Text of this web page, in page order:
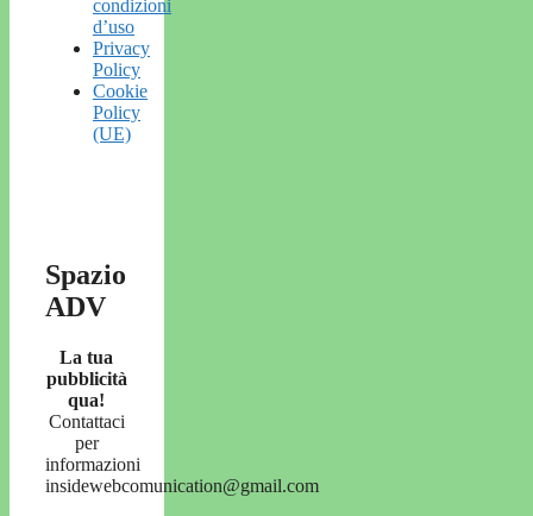
condizioni
d’uso
Privacy
Policy
Cookie
Policy
(UE)
Spazio
ADV
La tua
pubblicità
qua!
Contattaci
per
informazioni
insidewebcomunication@gmail.com